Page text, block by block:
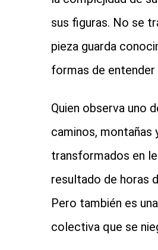
sus figuras. No se
pieza guarda
formas de entender
Quien observa uno
caminos, montañas
transformados en
resultado de horas
Pero también es
colectiva que se